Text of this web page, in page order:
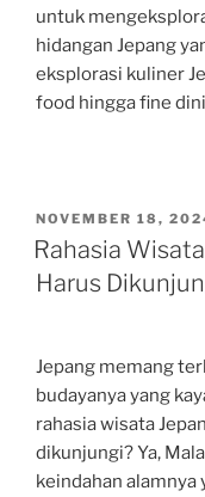
untuk
hidangan Jepang
eksplorasi kuliner
food hingga fine
POSTED
ON
NOVEMBER 18,
Rahasia
Harus
Jepang memang
budayanya yang
rahasia wisata
dikunjungi? Ya,
keindahan alamnya